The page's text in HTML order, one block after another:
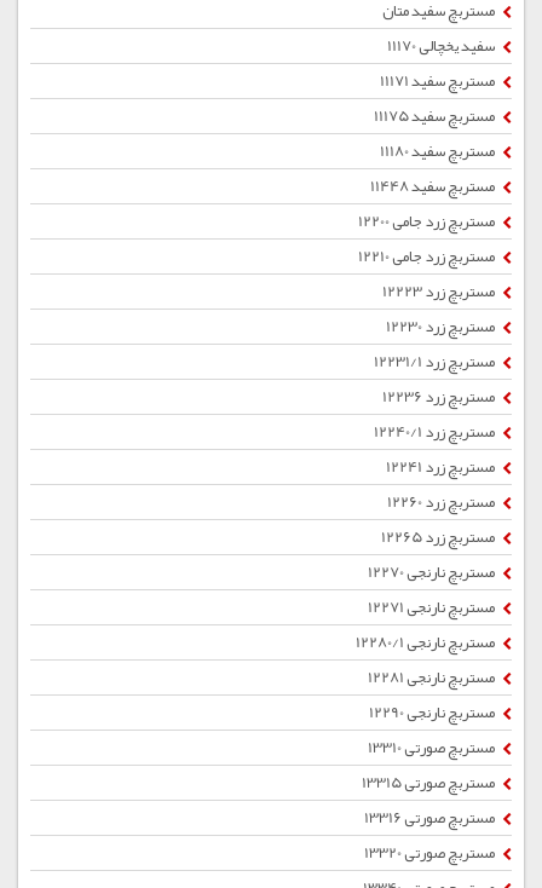
مستربچ سفید متان
سفید یخچالی 11170
مستربچ سفید 11171
مستربچ سفید 11175
مستربچ سفید 11180
مستربچ سفید 11448
مستربچ زرد جامی 12200
مستربچ زرد جامی 12210
مستربچ زرد 12223
مستربچ زرد 12230
مستربچ زرد 12231/1
مستربچ زرد 12236
مستربچ زرد 12240/1
مستربچ زرد 12241
مستربچ زرد 12260
مستربچ زرد 12265
مستربچ نارنجی 12270
مستربچ نارنجی 12271
مستربچ نارنجی 12280/1
مستربچ نارنجی 12281
مستربچ نارنجی 12290
مستربچ صورتی 13310
مستربچ صورتی 13315
مستربچ صورتی 13316
مستربچ صورتی 13320